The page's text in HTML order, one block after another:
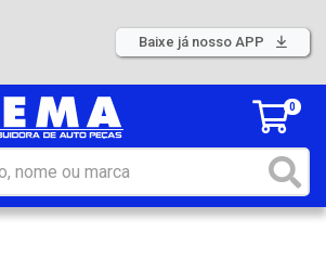
Baixe já nosso APP
0